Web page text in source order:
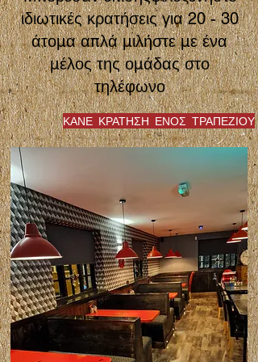
ιδιωτικές κρατήσεις για 20 - 30
άτομα απλά μιλήστε με ένα
μέλος της ομάδας στο
τηλέφωνο
ΚΑΝΕ ΚΡΑΤΗΣΗ ΕΝΟΣ ΤΡΑΠΕΖΙΟΥ